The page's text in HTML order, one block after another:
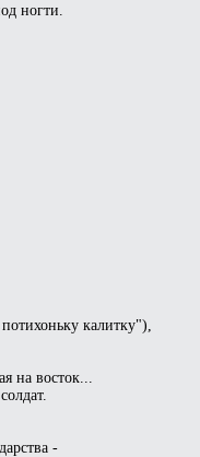
ногти.
калитку"),
на восток...
-